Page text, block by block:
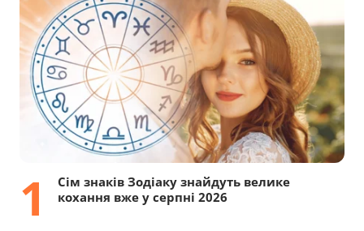
1
Сім знаків Зодіаку знайдуть велике
кохання вже у серпні 2026